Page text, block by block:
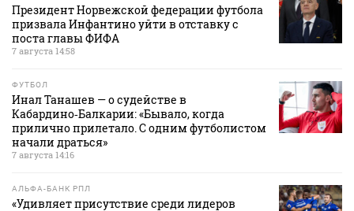
Президент Норвежской федерации футбола
призвала Инфантино уйти в отставку с
поста главы ФИФА
7 августа 14:58
ФУТБОЛ
Инал Танашев — о судействе в
Кабардино‑Балкарии: «Бывало, когда
прилично прилетало. С одним футболистом
начали драться»
7 августа 14:16
АЛЬФА-БАНК РПЛ
«Удивляет присутствие среди лидеров